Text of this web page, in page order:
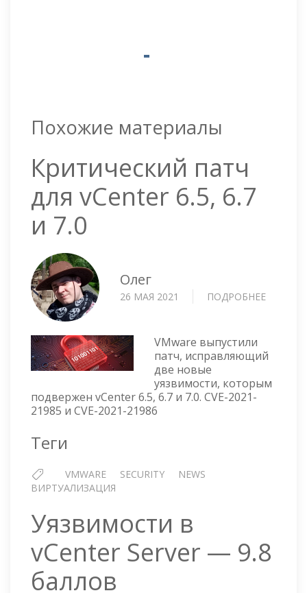
Похожие материалы
Критический патч
для vCenter 6.5, 6.7
и 7.0
Олег
26 МАЯ 2021 ПОДРОБНЕЕ
6.7
VMware выпустили
патч, исправляющий
две новые
уязвимости, которым
подвержен vCenter 6.5, 6.7 и 7.0. CVE-2021-
21985 и CVE-2021-21986
Теги
VMWARE SECURITY
NEWS
ВИРТУАЛИЗАЦИЯ
Уязвимости в
vCenter Server — 9.8
баллов